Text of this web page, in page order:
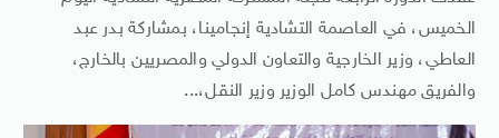
الخميس، في العاصمة التشادية إنجامينا، بمشاركة بدر عبد
العاطي، وزير الخارجية والتعاون الدولي والمصريين بالخارج،
والفريق مهندس كامل الوزير وزير النقل،...